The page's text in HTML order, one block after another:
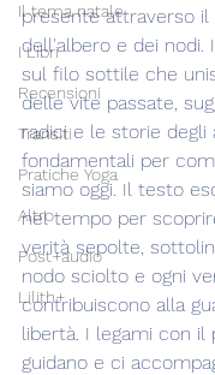
Il tema natale
I Libri
Recensioni
Transiti
Pratiche Yoga
Altro
Post+audio
Lilith+
presente attraverso
dell'albero e dei nodi.
sul filo sottile che
delle vite passate,
radici e le storie degli
fondamentali per
siamo oggi. Il testo
nel tempo per
verità sepolte,
nodo sciolto e ogni
contribuiscono alla
libertà. I legami con il
guidano e ci